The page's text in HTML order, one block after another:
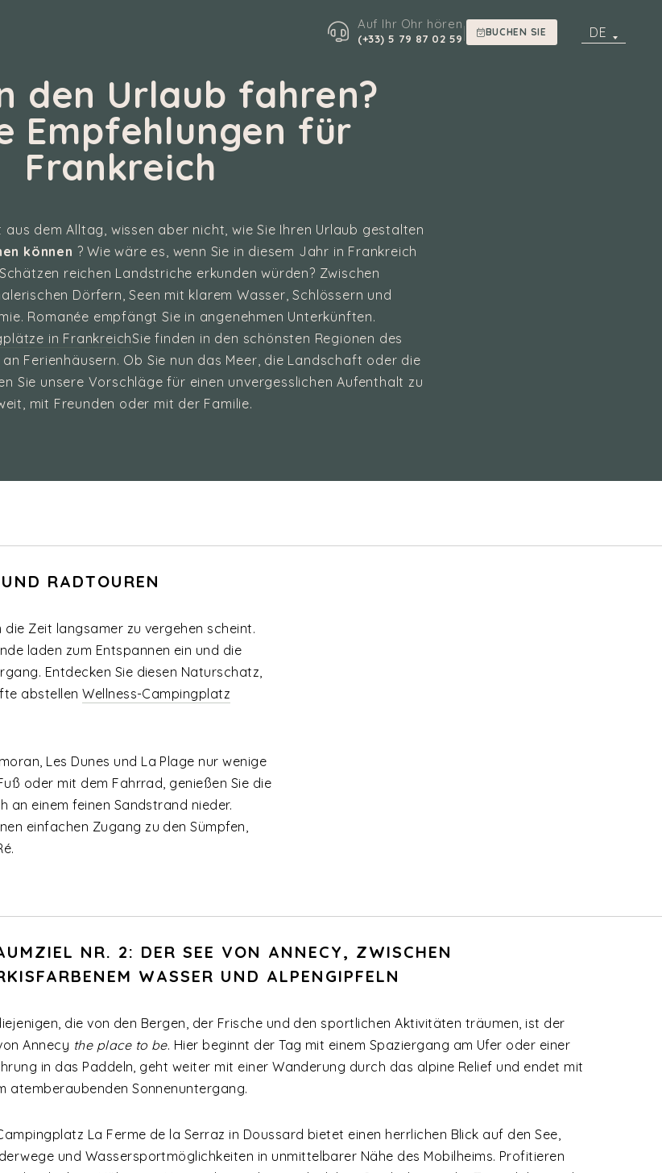
DE
Auf Ihr Ohr hören
(+33) 5 79 87 02 59| BUCHEN SIE
den Urlaub fahren?
Empfehlungen für
Frankreich
dem Alltag, wissen aber nicht, wie Sie Ihren Urlaub gestalten
können ? Wie wäre es, wenn Sie in diesem Jahr in Frankreich
reichen Landstriche erkunden würden? Zwischen
Dörfern, Seen mit klarem Wasser, Schlössern und
Romanée empfängt Sie in angenehmen Unterkünften.
in FrankreichSie finden in den schönsten Regionen des
Ferienhäusern. Ob Sie nun das Meer, die Landschaft oder die
Sie unsere Vorschläge für einen unvergesslichen Aufenthalt zu
mit Freunden oder mit der Familie.
RADTOUREN
Zeit langsamer zu vergehen scheint.
laden zum Entspannen ein und die
Entdecken Sie diesen Naturschatz,
abstellenWellness-Campingplatz
Les Dunes und La Plage nur wenige
oder mit dem Fahrrad, genießen Sie die
an einem feinen Sandstrand nieder.
einfachen Zugang zu den Sümpfen,
NR. 2: DER SEE VON ANNECY, ZWISCHEN
WASSER UND ALPENGIPFELN
die von den Bergen, der Frische und den sportlichen Aktivitäten träumen, ist der
Annecy the place to be. Hier beginnt der Tag mit einem Spaziergang am Ufer oder einer
in das Paddeln, geht weiter mit einer Wanderung durch das alpine Relief und endet mit
atemberaubenden Sonnenuntergang.
La Ferme de la Serraz in Doussard bietet einen herrlichen Blick auf den See,
und Wassersportmöglichkeiten in unmittelbarer Nähe des Mobilheims. Profitieren